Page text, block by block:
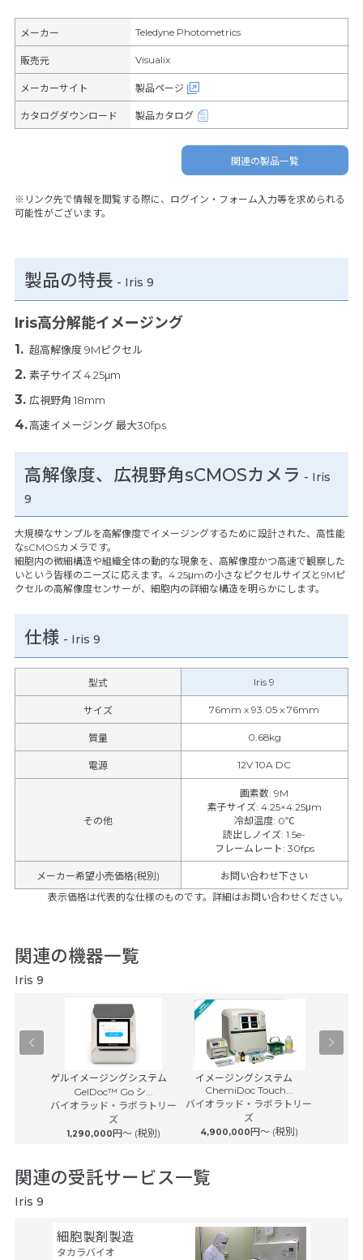
メーカー Teledyne Photometrics
販売元 Visualix
メーカーサイト 製品ページ
カタログダウンロード 製品カタログ
関連の製品一覧
※リンク先で情報を閲覧する際に、ログイン・フォーム入力等を求められる
可能性がございます。
製品の特長 - Iris 9
Iris高分解能イメージング
超高解像度 9Mピクセル
素子サイズ 4.25μm
広視野角 18mm
高速イメージング 最大30fps
高解像度、広視野角sCMOSカメラ - Iris
9
大規模なサンプルを高解像度でイメージングするために設計された、高性能
なsCMOSカメラです。
細胞内の微細構造や組織全体の動的な現象を、高解像度かつ高速で観察した
いという皆様のニーズに応えます。4.25μmの小さなピクセルサイズと9Mピ
クセルの高解像度センサーが、細胞内の詳細な構造を明らかにします。
仕様 - Iris 9
型式 Iris 9
サイズ 76mm x 93.05 x 76mm
質量 0.68kg
電源 12V 10A DC
その他
画素数:9M
素子サイズ: 4.25×4.25μm
冷却温度: 0℃
読出しノイズ:1.5e-
フレームレート: 30fps
メーカー希望小売価格(税別)
お問い合わせ下さい
表示価格は代表的な仕様のものです。詳細はお問い合わせください。
関連の機器一覧
Iris 9
ゲルイメージングシステム
GelDoc™ Go シ...
バイオラッド・ラボラトリー
ズ
1,290,000円〜 (税別)
イメージングシステム
ChemiDoc Touch...
バイオラッド・ラボラトリー
ズ
4,900,000円〜 (税別)
関連の受託サービス一覧
Iris 9
細胞製剤製造
タカラバイオ